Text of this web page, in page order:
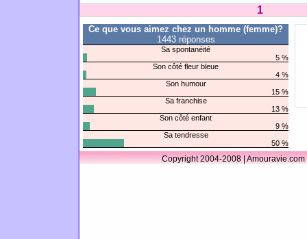
1
Ce que vous aimez chez un homme (femme)?
1443 réponses
Sa spontanéité
5 %
Son côté fleur bleue
4 %
Son humour
15 %
Sa franchise
13 %
Son côté enfant
9 %
Sa tendresse
50 %
Copyright 2004-2008 |